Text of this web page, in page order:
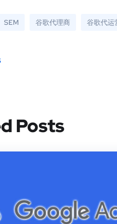
SEM 谷歌代理商 谷歌代运
Posts